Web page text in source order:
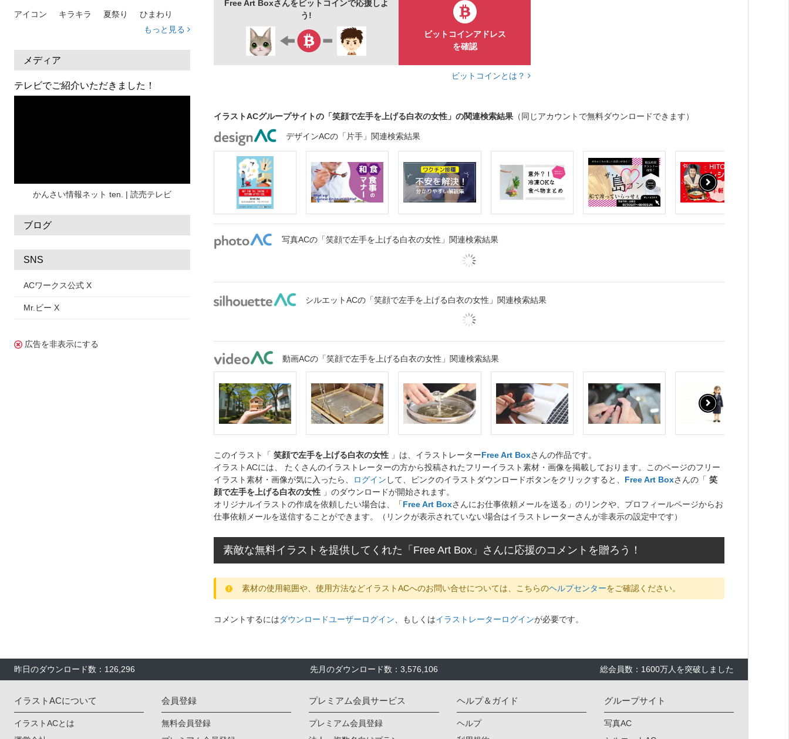
アイコン キラキラ 夏祭り ひまわり
熱中症
人物 暑中見舞い
日本地図 海
もっと見る
メディア
テレビでご紹介いただきました！
かんさい情報ネット ten. | 読売テレビ
ブログ
SNS
ACワークス公式 X
Mr.ビー X
広告を非表示にする
Free Art Boxさんをビットコインで応援しよ
う!
ビットコインアドレス
を確認
ビットコインとは？
イラストACグループサイトの「笑顔で左手を上げる白衣の女性」の関連検索結果 （同じアカウントで無料ダウンロードできます）
デザインACの「片手」関連検索結果
写真ACの「笑顔で左手を上げる白衣の女性」関連検索結果
シルエットACの「笑顔で左手を上げる白衣の女性」関連検索結果
動画ACの「笑顔で左手を上げる白衣の女性」関連検索結果
このイラスト「 笑顔で左手を上げる白衣の女性 」は、イラストレーターFree Art Boxさんの作品です。
イラストACには、 たくさんのイラストレーターの方から投稿されたフリーイラスト素材・画像を掲載しております。このページのフリー
イラスト素材・画像が気に入ったら、
ログイン して、ピンクのイラストダウンロードボタンをクリックすると、 Free Art Boxさんの「 笑
顔で左手を上げる白衣の女性 」のダウンロードが開始されます。
オリジナルイラストの作成を依頼したい場合は、「Free Art Boxさんにお仕事依頼メールを送る」のリンクや、プロフィールページからお
仕事依頼メールを送信することができます。（リンクが表示されていない場合はイラストレーターさんが非表示の設定中です）
素敵な無料イラストを提供してくれた「Free Art Box」さんに応援のコメントを贈ろう！
素材の使用範囲や、使用方法などイラストACへのお問い合せについては、こちらのヘルプセンターをご確認ください。
コメントするにはダウンロードユーザーログイン、もしくはイラストレーターログインが必要です。
昨日のダウンロード数：126,296 先月のダウンロード数：3,576,106 総会員数：1600万人を突破しました
イラストACについて
イラストACとは
会員登録
無料会員登録
プレミアム会員サービス
プレミアム会員登録
ヘルプ＆ガイド
ヘルプ
グループサイト
写真AC